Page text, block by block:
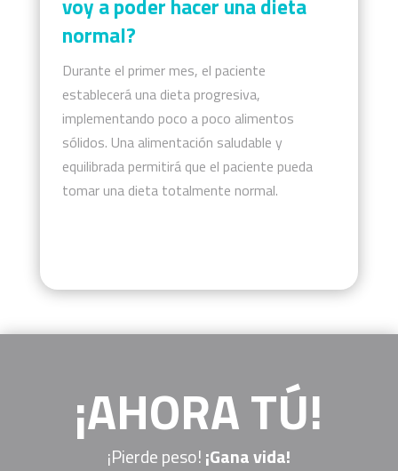
voy a poder hacer una dieta
normal?
Durante el primer mes, el paciente
establecerá una dieta progresiva,
implementando poco a poco alimentos
sólidos. Una alimentación saludable y
equilibrada permitirá que el paciente pueda
tomar una dieta totalmente normal.
¡AHORA TÚ!
¡Pierde peso!¡Gana vida!